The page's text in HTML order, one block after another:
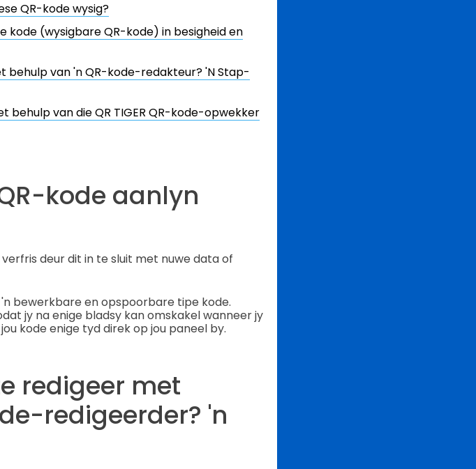
QR-kode wysig?
kode (wysigbare QR-kode) in besigheid en
behulp van 'n QR-kode-redakteur? 'N Stap-
behulp van die QR TIGER QR-kode-opwekker
kode aanlyn
deur dit in te sluit met nuwe data of
bewerkbare en opspoorbare tipe kode.
jy na enige bladsy kan omskakel wanneer jy
kode enige tyd direk op jou paneel by.
redigeer met
redigeerder? 'n